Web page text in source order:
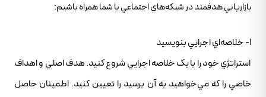
بازاريابي هدفمند در شبکه‌هاي اجتماعي با شما همراه باشيم:
1- خلاصه‌اي اجرايي بنويسيد
استراتژي خود را با يک خلاصه اجرايي شروع کنيد. هدف اصلي و اهداف
خاصي را که مي‌خواهيد به آن برسيد را تعيين کنيد. اطمينان حاصل